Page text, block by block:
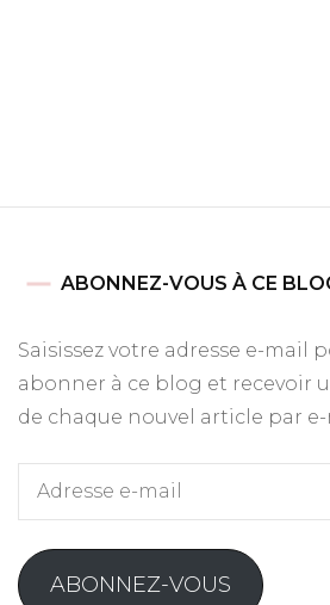
ABONNEZ-VOUS À CE
Saisissez votre adresse e-mail
abonner à ce blog et recevoir
de chaque nouvel article par
Adresse
mail
ABONNEZ-VOUS